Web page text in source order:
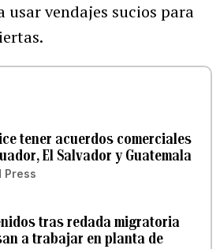
usar vendajes sucios para
tener acuerdos comerciales
El Salvador y Guatemala
Press
tras redada migratoria
a trabajar en planta de